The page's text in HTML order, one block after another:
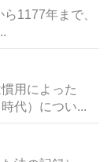
1177年まで、
用によった
代）につい...